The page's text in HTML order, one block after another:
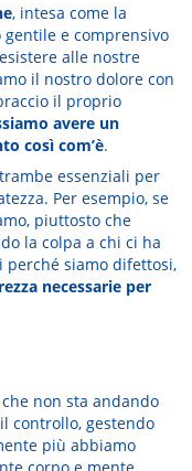
, intesa come la
e comprensivo
alle nostre
il nostro dolore con
il proprio
avere un
così com’è.
essenziali per
Per esempio, se
piuttosto che
la colpa a chi ci ha
siamo difettosi,
necessarie per
non sta andando
controllo, gestendo
più abbiamo